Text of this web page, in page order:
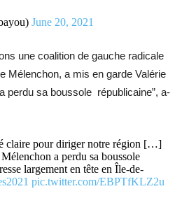
June 20, 2021
une coalition de gauche radicale
Mélenchon, a mis en garde Valérie
perdu sa boussole républicaine”, a-
claire pour diriger notre région […]
a perdu sa boussole
largement en tête en Île-de-
pic.twitter.com/EBPTfKLZ2u